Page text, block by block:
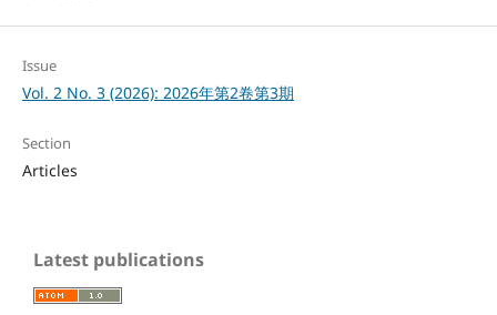
Issue
Vol. 2 No. 3 (2026): 2026年第2卷第3期
Section
Articles
Latest publications